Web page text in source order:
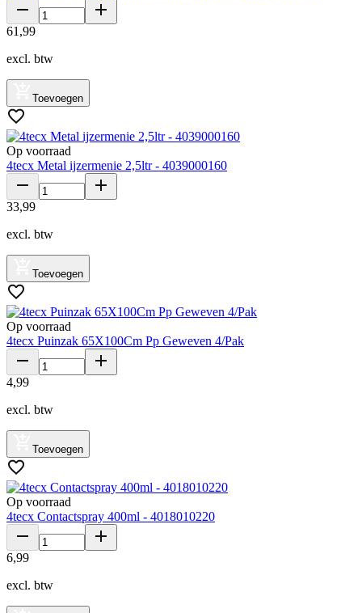
61 ,99
excl. btw
Toevoegen
Op voorraad
4tecx Metal ijzermenie 2,5ltr - 4039000160
33,99
excl. btw
Toevoegen
Op voorraad
4tecx Puinzak 65X100Cm Pp Geweven 4/Pak
4,99
excl. btw
Toevoegen
Op voorraad
4tecx Contactspray 400ml - 4018010220
6,99
excl. btw